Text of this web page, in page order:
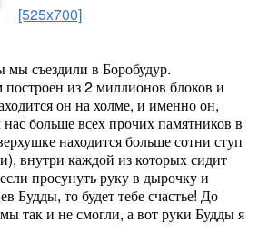
[525x700]
съездили в Боробудур.
построен из 2 миллионов блоков и
он на холме, и именно он,
больше всех прочих памятников в
находится больше сотни ступ
внутри каждой из которых сидит
просунуть руку в дырочку и
Будды, то будет тебе счастье! До
так и не смогли, а вот руки Будды я